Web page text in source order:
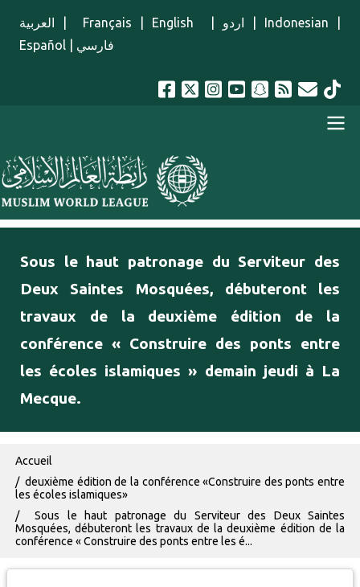
العربية
Français English اردو Indonesian
Español
فارسي
menu french
Sous le haut patronage du Serviteur des
Deux Saintes Mosquées, débuteront les
travaux de la deuxième édition de la
conférence « Construire des ponts entre
les écoles islamiques » demain jeudi à La
Mecque.
Fil d'Ariane
Accueil
deuxième édition de la conférence «Construire des ponts entre
les écoles islamiques»
Sous le haut patronage du Serviteur des Deux Saintes
Mosquées, débuteront les travaux de la deuxième édition de la
conférence « Construire des ponts entre les é...